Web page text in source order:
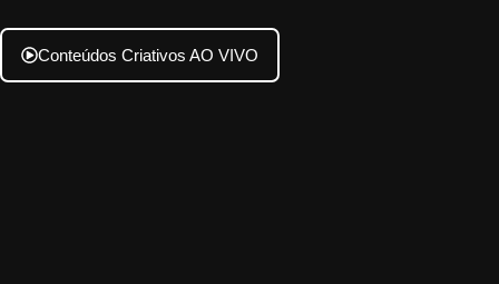
Conteúdos Criativos AO VIVO